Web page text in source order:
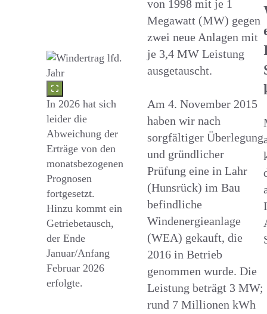
In 2026 hat sich
leider die
Abweichung der
Erträge von den
monatsbezogenen
Prognosen
fortgesetzt.
Hinzu kommt ein
Getriebetausch,
der Ende
Januar/Anfang
Februar 2026
erfolgte.
von 1998 mit je 1
Megawatt (MW) gegen
zwei neue Anlagen mit
je 3,4 MW Leistung
ausgetauscht.
Am 4. November 2015
haben wir nach
sorgfältiger Überlegung
und gründlicher
Prüfung eine in Lahr
(Hunsrück) im Bau
befindliche
Windenergieanlage
(WEA) gekauft, die
2016 in Betrieb
genommen wurde. Die
Leistung beträgt 3 MW;
rund 7 Millionen kWh